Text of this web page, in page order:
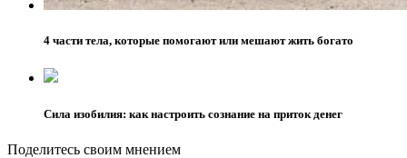
4 части тела, которые помогают или мешают жить богато
Сила изобилия: как настроить сознание на приток денег
Поделитесь своим мнением